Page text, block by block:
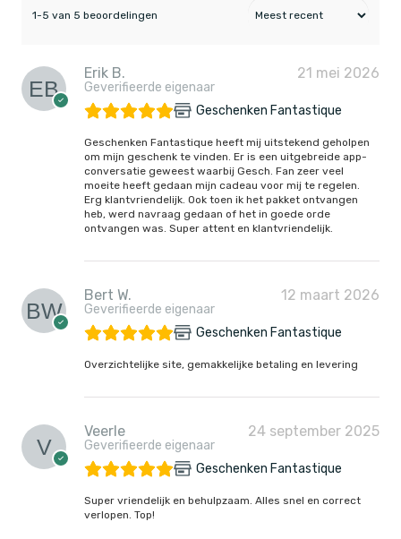
1-5 van 5 beoordelingen
Erik B.
Geverifieerde eigenaar
21 mei 2026
Geschenken Fantastique
Geschenken Fantastique heeft mij uitstekend geholpen
om mijn geschenk te vinden. Er is een uitgebreide app-
conversatie geweest waarbij Gesch. Fan zeer veel
moeite heeft gedaan mijn cadeau voor mij te regelen.
Erg klantvriendelijk. Ook toen ik het pakket ontvangen
heb, werd navraag gedaan of het in goede orde
ontvangen was. Super attent en klantvriendelijk.
Bert W.
Geverifieerde eigenaar
12 maart 2026
Geschenken Fantastique
Overzichtelijke site, gemakkelijke betaling en levering
Veerle
Geverifieerde eigenaar
24 september 2025
Geschenken Fantastique
Super vriendelijk en behulpzaam. Alles snel en correct
verlopen. Top!